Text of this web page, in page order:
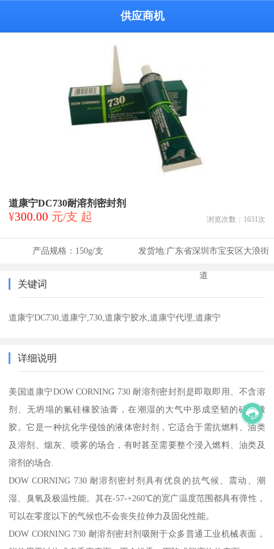
供应商机
道康宁DC730耐溶剂密封剂
¥300.00 元/支 起 浏览次数： 1631 次
产品规格： 150g/支 发货地:广东省深圳市宝安区大浪街
道
关键词
道康宁DC730,道康宁,730,道康宁胶水,道康宁代理,道康宁
详细说明
美国道康宁DOW CORNING 730 耐溶剂密封剂是即取即用、不含溶
剂、无坍塌的氟硅橡胶油膏，在潮湿的大气中形成坚韧的硅酮橡
胶。它是一种抗化学侵蚀的液体密封剂，它适合于需抗燃料、油类
及溶剂、烟灰、喷雾的场合，有时甚至需要整个浸入燃料、油类及
溶剂的场合.
DOW CORNING 730 耐溶剂密封剂具有优良的抗气候、震动、潮
湿、臭氧及极温性能。其在-57-+260℃的宽广温度范围都具有弹性，
可以在零度以下的气候也不会丧失拉伸力及固化性能。
DOW CORNING 730 耐溶剂密封剂吸附于众多普通工业机械表面，